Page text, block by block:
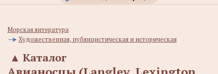
Морская литература
Художественная, публицистическая и историческая
Каталог
▲